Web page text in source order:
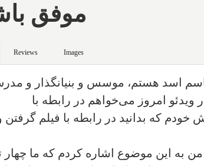
موفق
Reviews Images
اسد هستم، موسس و بنیانگذار و
ویدئو امروز می‌خواهم در رابطه با
که بدانید در رابطه با فیلم گرفتن
من به این موضوع اشاره کردم که ما چهار